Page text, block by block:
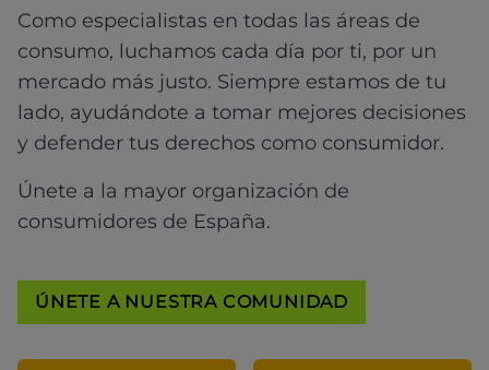
Como especialistas en todas las áreas de
consumo, luchamos cada día por ti, por un
mercado más justo. Siempre estamos de tu
lado, ayudándote a tomar mejores decisiones
y defender tus derechos como consumidor.
Únete a la mayor organización de
consumidores de España.
ÚNETE A NUESTRA COMUNIDAD